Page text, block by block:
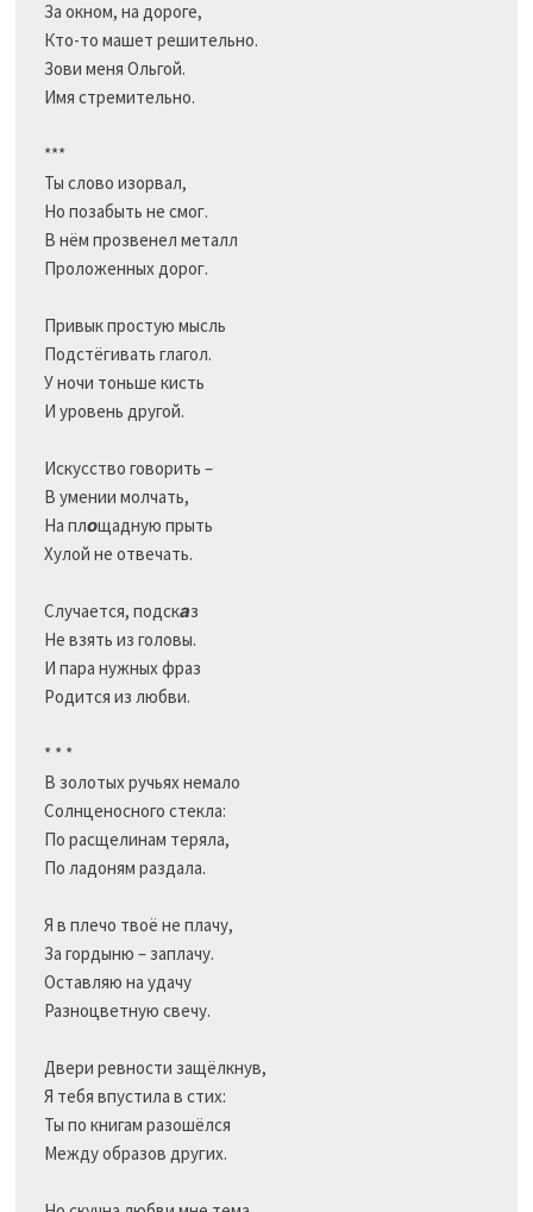
За окном, на дороге,
Кто-то машет решительно.
Зови меня Ольгой.
Имя стремительно.
***
Ты слово изорвал,
Но позабыть не смог.
В нём прозвенел металл
Проложенных дорог.
Привык простую мысль
Подстёгивать глагол.
У ночи тоньше кисть
И уровень другой.
Искусство говорить –
В умении молчать,
На площадную прыть
Хулой не отвечать.
Случается, подсказ
Не взять из головы.
И пара нужных фраз
Родится из любви.
* * *
В золотых ручьях немало
Солнценосного стекла:
По расщелинам теряла,
По ладоням раздала.
Я в плечо твоё не плачу,
За гордыню – заплачу.
Оставляю на удачу
Разноцветную свечу.
Двери ревности защёлкнув,
Я тебя впустила в стих:
Ты по книгам разошёлся
Между образов других.